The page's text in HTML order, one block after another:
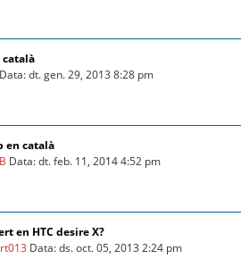
català
dt. gen. 29, 2013 8:28 pm
en català
Data: dt. feb. 11, 2014 4:52 pm
en HTC desire X?
Data: ds. oct. 05, 2013 2:24 pm